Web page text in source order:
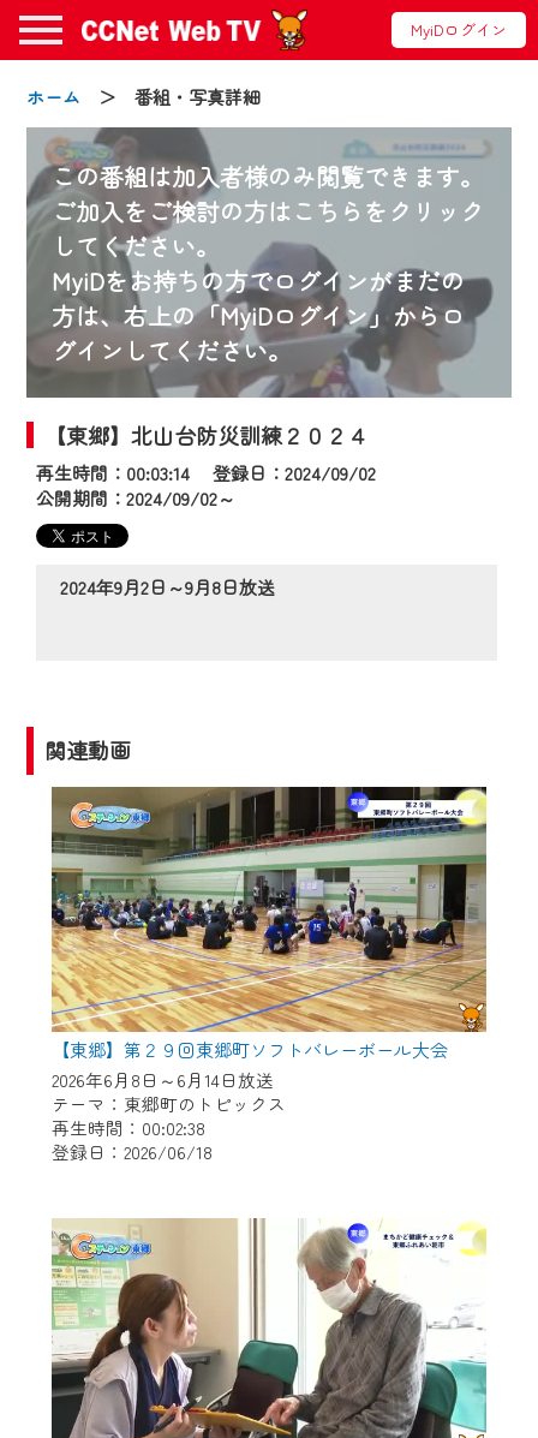
MyiDログイン
ホーム ＞ 番組・写真詳細
この番組は加入者様のみ閲覧できます。
ご加入をご検討の方はこちらをクリック
してください。
MyiDをお持ちの方でログインがまだの
方は、右上の「MyiDログイン」からロ
グインしてください。
【東郷】北山台防災訓練２０２４
再生時間：00:03:14 登録日：2024/09/02
公開期間：2024/09/02～
2024年9月2日～9月8日放送
関連動画
【東郷】第２９回東郷町ソフトバレーボール大会
2026年6月8日～6月14日放送
テーマ：東郷町のトピックス
再生時間：00:02:38
登録日：2026/06/18
お知らせ
2024/09/02
動画配信サービス『CCNet Web TV』は2024
年9月24日からリニューアルします！
【変更点】
◆デザイン変更により、お住まいの地域
の動画コンテンツが一目瞭然。
◆当社アプリやＰＣブラウザから、いつ
【ご注意】
2024年9月24日からはご加入者様へのサー
ビス向上のため、
『CCNet Web TV』を利用いただくには、
一部コンテンツを除き、
CCNetサービスへの加入と『CCNetマイ
ページ※』へのログインが必要となりま
す。
何卒、ご理解ご了承の程よろしくお願い
いたします。
※マイページへのログインには、MyIDが必
要となります。
※MyIDとは、CCNet Web TVを含むCCNetの
各種サービスをご利用頂くためのIDです。
で設定できます。
（GmailやYahooなどのフリーメールアドレ
スでも作成可能です）
※マイページへのログイン・MyIDの新規登
録はこちらから
※CCNetアプリをご利用中の方は引き続き
ご視聴いただけます。